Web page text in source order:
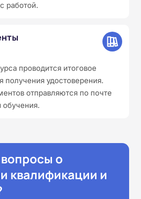
работой.
проводится итоговое
получения удостоверения.
отправляются по почте
обучения.
о
квалификации и